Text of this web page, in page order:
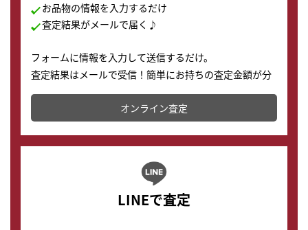
お品物の情報を入力するだけ
査定結果がメールで届く♪
フォームに情報を入力して送信するだけ。
査定結果はメールで受信！簡単にお持ちの査定金額が分
かります。
オンライン査定
LINEで査定